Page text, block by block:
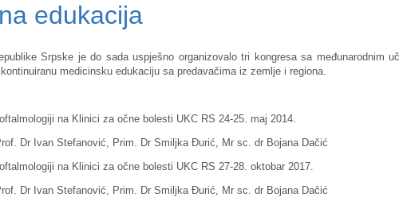
edukacija
Srpske je do sada uspješno organizovalo tri kongresa sa međunarodnim
medicinsku edukaciju sa predavačima iz zemlje i regiona.
na Klinici za očne bolesti UKC RS 24-25. maj 2014.
Ivan Stefanović, Prim. Dr Smiljka Đurić, Mr sc. dr Bojana Dačić
na Klinici za očne bolesti UKC RS 27-28. oktobar 2017.
Ivan Stefanović, Prim. Dr Smiljka Đurić, Mr sc. dr Bojana Dačić